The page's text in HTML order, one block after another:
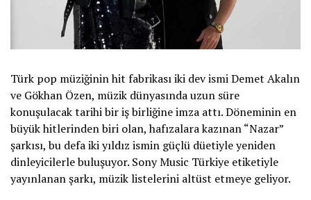
Türk pop müziğinin hit fabrikası iki dev ismi Demet Akalın
ve Gökhan Özen, müzik dünyasında uzun süre
konuşulacak tarihi bir iş birliğine imza attı. Döneminin en
büyük hitlerinden biri olan, hafızalara kazınan “Nazar”
şarkısı, bu defa iki yıldız ismin güçlü düetiyle yeniden
dinleyicilerle buluşuyor. Sony Music Türkiye etiketiyle
yayınlanan şarkı, müzik listelerini altüst etmeye geliyor.